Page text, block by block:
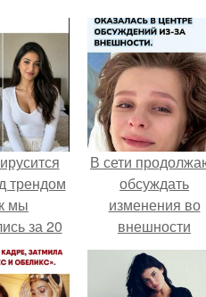
трендом
мы
за 20
В сети
обсуждать
изменения во
внешности
актрисы.